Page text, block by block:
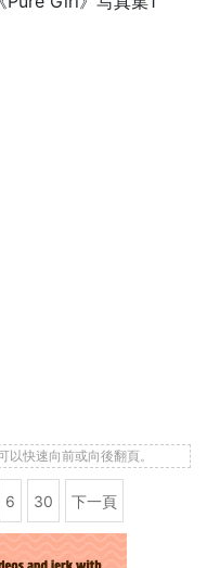
快速向前或向後翻頁。
6 30 下一頁